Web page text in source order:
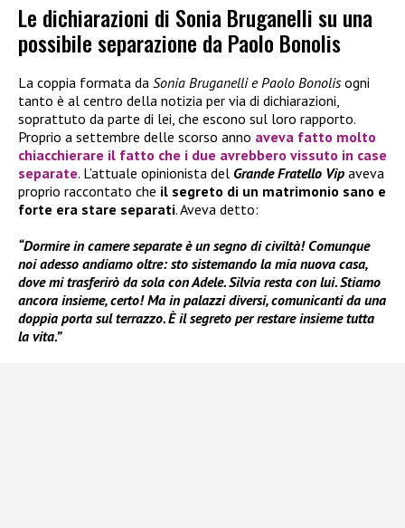
Le dichiarazioni di Sonia Bruganelli su una
possibile separazione da Paolo Bonolis
La coppia formata da Sonia Bruganelli e Paolo Bonolisogni
tanto è al centro della notizia per via di dichiarazioni,
soprattuto da parte di lei, che escono sul loro rapporto.
Proprio a settembre delle scorso anno aveva fatto molto
chiacchierare il fatto che i due avrebbero vissuto in case
separate. L’attuale opinionista del Grande Fratello Vip aveva
proprio raccontato che il segreto di un matrimonio sano e
forte era stare separati. Aveva detto:
“Dormire in camere separate è un segno di civiltà! Comunque
noi adesso andiamo oltre: sto sistemando la mia nuova casa,
dove mi trasferirò da sola con Adele. Silvia resta con lui. Stiamo
ancora insieme, certo! Ma in palazzi diversi, comunicanti da una
doppia porta sul terrazzo. È il segreto per restare insieme tutta
la vita.”